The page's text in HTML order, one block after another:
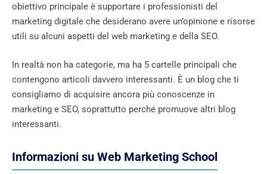
obiettivo principale è supportare i professionisti del
marketing digitale che desiderano avere un’opinione e risorse
utili su alcuni aspetti del web marketing e della SEO.
In realtà non ha categorie, ma ha 5 cartelle principali che
contengono articoli davvero interessanti. È un blog che ti
consigliamo di acquisire ancora più conoscenze in
marketing e SEO, soprattutto perché promuove altri blog
interessanti.
Informazioni su Web Marketing School